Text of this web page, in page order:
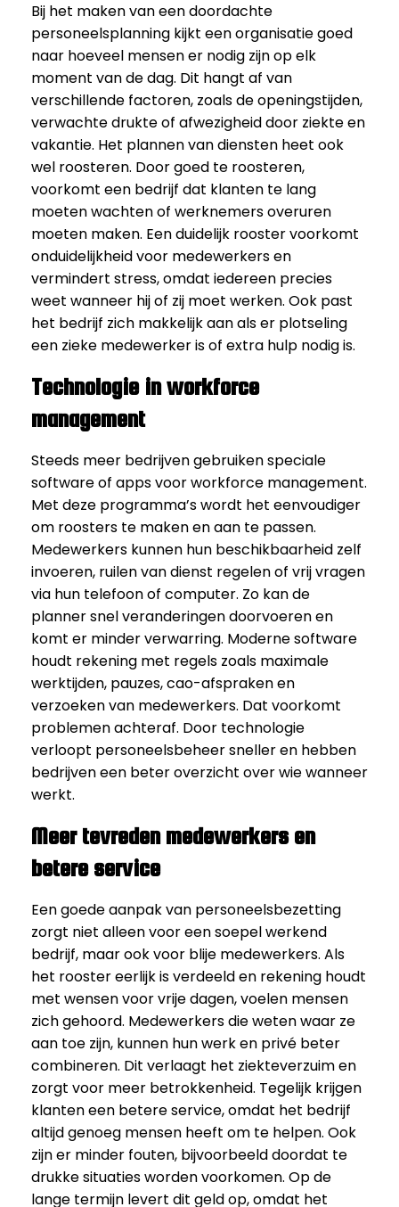
Bij het maken van een doordachte
personeelsplanning kijkt een organisatie goed
naar hoeveel mensen er nodig zijn op elk
moment van de dag. Dit hangt af van
verschillende factoren, zoals de openingstijden,
verwachte drukte of afwezigheid door ziekte en
vakantie. Het plannen van diensten heet ook
wel roosteren. Door goed te roosteren,
voorkomt een bedrijf dat klanten te lang
moeten wachten of werknemers overuren
moeten maken. Een duidelijk rooster voorkomt
onduidelijkheid voor medewerkers en
vermindert stress, omdat iedereen precies
weet wanneer hij of zij moet werken. Ook past
het bedrijf zich makkelijk aan als er plotseling
een zieke medewerker is of extra hulp nodig is.
Technologie in workforce
management
Steeds meer bedrijven gebruiken speciale
software of apps voor workforce management.
Met deze programma’s wordt het eenvoudiger
om roosters te maken en aan te passen.
Medewerkers kunnen hun beschikbaarheid zelf
invoeren, ruilen van dienst regelen of vrij vragen
via hun telefoon of computer. Zo kan de
planner snel veranderingen doorvoeren en
komt er minder verwarring. Moderne software
houdt rekening met regels zoals maximale
werktijden, pauzes, cao-afspraken en
verzoeken van medewerkers. Dat voorkomt
problemen achteraf. Door technologie
verloopt personeelsbeheer sneller en hebben
bedrijven een beter overzicht over wie wanneer
werkt.
Meer tevreden medewerkers en
betere service
Een goede aanpak van personeelsbezetting
zorgt niet alleen voor een soepel werkend
bedrijf, maar ook voor blije medewerkers. Als
het rooster eerlijk is verdeeld en rekening houdt
met wensen voor vrije dagen, voelen mensen
zich gehoord. Medewerkers die weten waar ze
aan toe zijn, kunnen hun werk en privé beter
combineren. Dit verlaagt het ziekteverzuim en
zorgt voor meer betrokkenheid. Tegelijk krijgen
klanten een betere service, omdat het bedrijf
altijd genoeg mensen heeft om te helpen. Ook
zijn er minder fouten, bijvoorbeeld doordat te
drukke situaties worden voorkomen. Op de
lange termijn levert dit geld op, omdat het